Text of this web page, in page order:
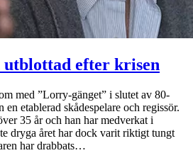
efter krisen
med ”Lorry-gänget” i slutet av 80-
en etablerad skådespelare och regissör.
35 år och han har medverkat i
dryga året har dock varit riktigt tungt
har drabbats…